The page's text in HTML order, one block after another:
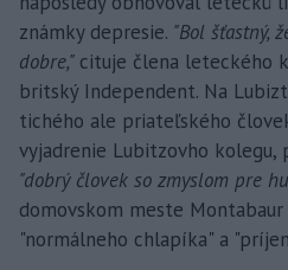
známky depresie. "Bol šťastný,
dobre," cituje člena leteckého
britský Independent. Na
tichého ale priateľského
vyjadrenie Lubitzovho
"dobrý človek so zmyslom pre
domovskom meste
"normálneho chlapíka" a